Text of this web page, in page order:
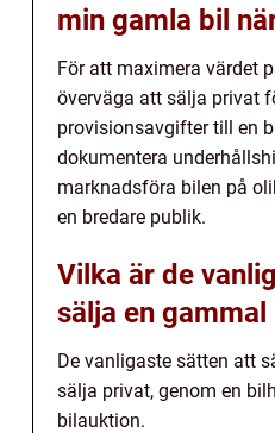
min gamla bil
För att maximera värdet
överväga att sälja privat
provisionsavgifter till en
dokumentera
marknadsföra bilen på
en bredare publik.
Vilka är de
sälja en gammal
De vanligaste sätten att
sälja privat, genom en
bilauktion.